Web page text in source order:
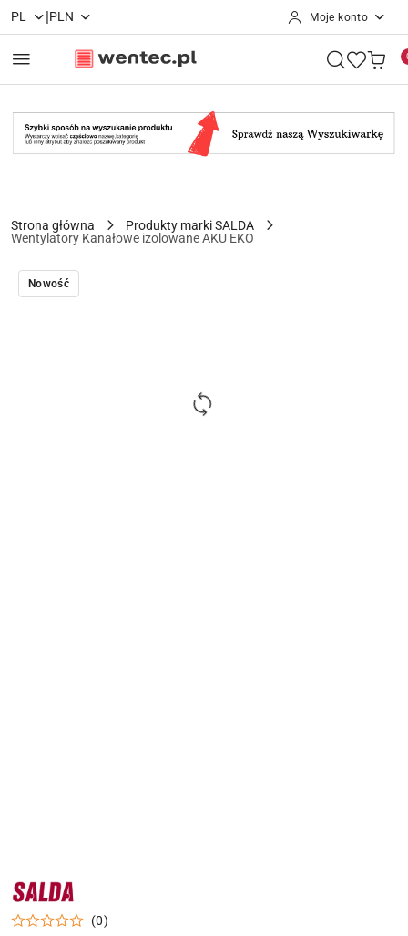
Przejdź do treści głównej
Przejdź do wyszukiwarki
Przejdź do moje konto
Przejdź do menu głównego
Przejdź do opisu produktu
Przejdź do stopki
PL |PLN Moje konto
Strona główna
Produkty marki SALDA
Wentylatory Kanałowe izolowane AKU EKO
Nowość
NAZWA
PRODUCENTA:
SALDA
(0)